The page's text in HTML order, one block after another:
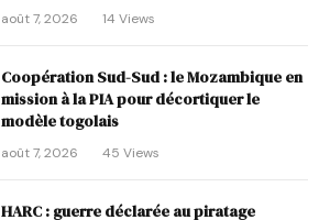
août 7, 2026 14 Views
Coopération Sud-Sud : le Mozambique en
mission à la PIA pour décortiquer le
modèle togolais
août 7, 2026 45 Views
HARC : guerre déclarée au piratage